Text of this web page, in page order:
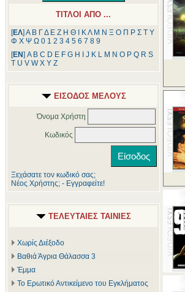
ΤΙΤΛΟΙ ΑΠΟ ...
[ΕΛ] Α Β ΓΔ Ε Ζ Η Θ ΚΛ Μ Ν Ξ Ο Π Ρ Σ Τ Υ
Φ Χ Ψ Ω 0 1 2 3 4 5 6 7 8 9
[ΕΝ] A B C D E F G H J K L M N O P Q R S
T U V W X Y Z
ΕΙΣΟΔΟΣ ΜΕΛΟΥΣ
Όνομα Χρήστη
Κωδικός
Ξεχάσατε τον κωδικό σας;
Νέος Χρήστης; - Εγγραφείτε!
ΤΕΛΕΥΤΑΙΕΣ ΤΑΙΝΙΕΣ
Χωρίς Διέξοδο
Βαθιά Άγρια Θάλασσα 3
Έμμα
Το Ερωτικό Αντικείμενο του Εγκλήματος